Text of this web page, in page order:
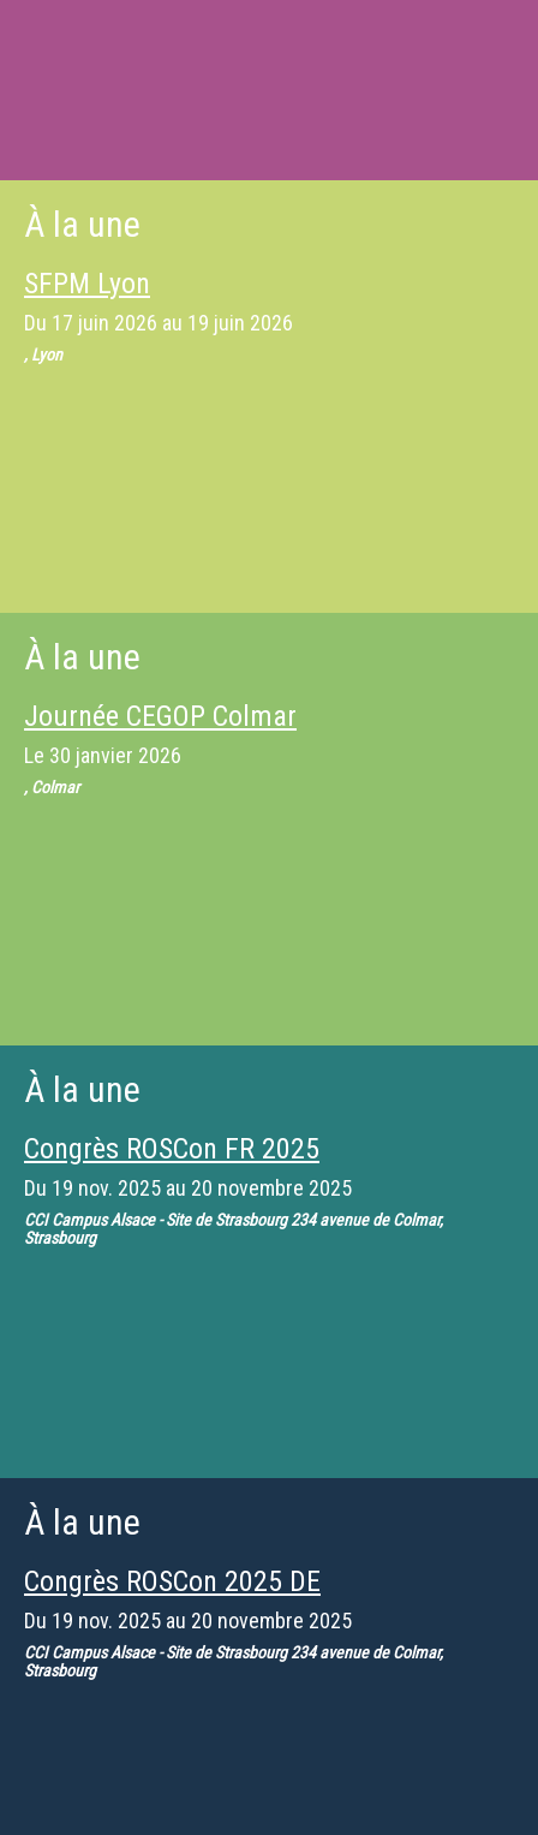
À la une
SFPM Lyon
Du 17 juin 2026 au 19 juin 2026
, Lyon
À la une
Journée CEGOP Colmar
Le 30 janvier 2026
, Colmar
À la une
Congrès ROSCon FR 2025
Du 19 nov. 2025 au 20 novembre 2025
CCI Campus Alsace - Site de Strasbourg 234 avenue de Colmar,
Strasbourg
À la une
Congrès ROSCon 2025 DE
Du 19 nov. 2025 au 20 novembre 2025
CCI Campus Alsace - Site de Strasbourg 234 avenue de Colmar,
Strasbourg